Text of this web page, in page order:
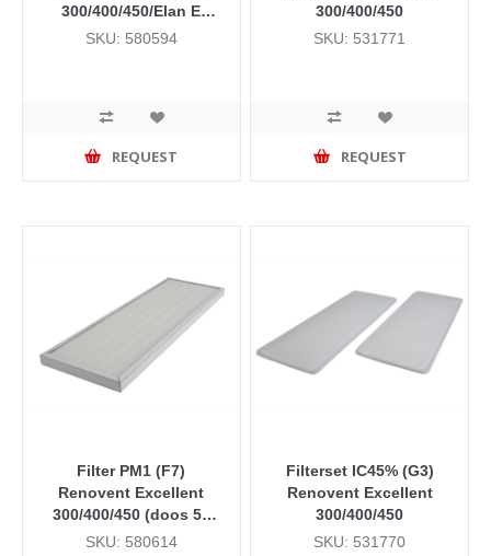
300/400/450/Elan E
(doos 50 stuks)
SKU: 580594
REQUEST
300/400/450
SKU: 531771
REQUEST
Filter PM1 (F7)
Renovent Excellent
300/400/450 (doos 50
stuks)
SKU: 580614
Filterset IC45% (G3)
Renovent Excellent
300/400/450
SKU: 531770